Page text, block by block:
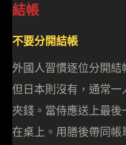
結帳
不要分開結帳
外國人習慣逐位分開結
但日本則沒有，通常
夾錢。當侍應送上最
在桌上。用膳後帶同